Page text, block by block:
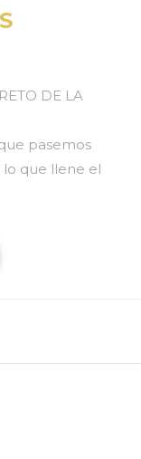
DE LA
pasemos
lo que llene el